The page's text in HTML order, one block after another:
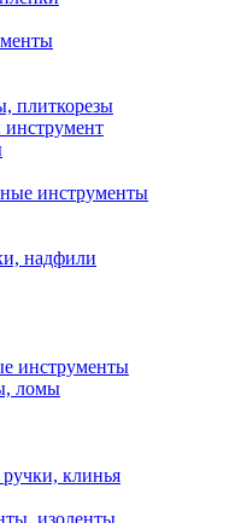
плиткорезы
инструменты
надфили
инструменты
ломы
клинья
изоленты